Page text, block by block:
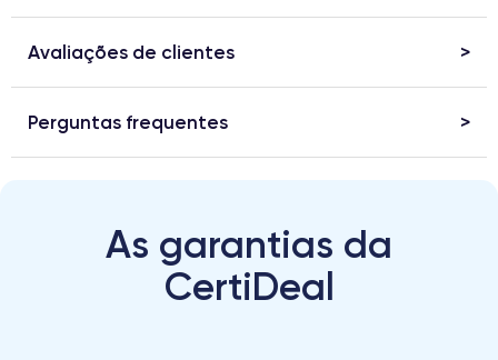
Avaliações de clientes
Perguntas frequentes
As garantias da
CertiDeal